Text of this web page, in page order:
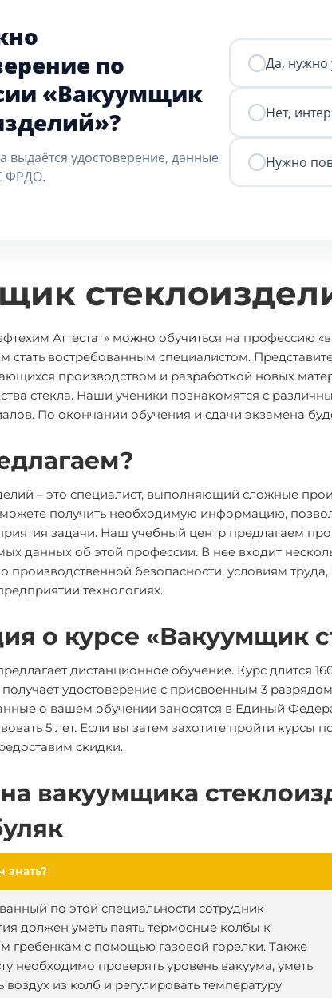
по
«Вакуумщик
выдаётся удостоверение, данные
ФРДО.
Да, нужно
Нет,
Нужно
Аттестат» можно обучиться на профессию
стать востребованным специалистом.
производством и разработкой новых
стекла. Наши ученики познакомятся с
По окончании обучения и сдачи экзамена
– это специалист, выполняющий сложные
получить необходимую информацию,
задачи. Наш учебный центр предлагаем
данных об этой профессии. В нее входит
безопасности, условиям
технологиях.
о курсе «Вакуумщик
дистанционное обучение. Курс длится
получает удостоверение с присвоенным 3
о вашем обучении заносятся в Единый
5 лет. Если вы затем захотите пройти
скидки.
вакуумщика
знать?
по этой специальности сотрудник
должен уметь паять термосные колбы к
гребенкам с помощью газовой горелки. Также
необходимо проверять уровень вакуума, уметь
воздух из колб и регулировать температуру